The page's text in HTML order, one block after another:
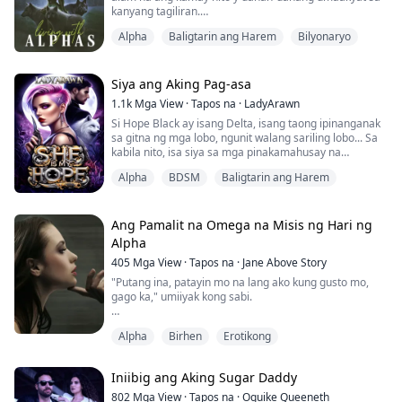
kanyang tagiliran.
kanyang kamay ay magaspang, malaki, at kung paano
"Walang ibang humawak sa'yo ng ganito, omega?
Napakasensitibo mo."
"Hindi, sinubukan nila...pero hi...
Alpha Baligtarin ang Harem Bilyonaryo
Siya ang Aking Pag-asa
1.1k Mga View·Tapos na · LadyArawn
Si Hope Black ay isang Delta, isang taong ipinanganak
sa gitna ng mga lobo, ngunit walang sariling lobo... Sa
kabila nito, isa siya sa mga pinakamahusay na
Sa pagkakataong makapagsanay sa dakilang kastilyo
pakikipaglaban, hindi lang niya inaasahan na
makikilala...
Alpha BDSM Baligtarin ang Harem
Ang Pamalit na Omega na Misis ng Hari ng
Alpha
405 Mga View·Tapos na · Jane Above Story
"Putang ina, patayin mo na lang ako kung gusto mo,
gago ka," umiiyak kong sabi.
ilalim ng matigas na katawan ng Alpha King. Mabigat
kuryosidad. Matagal siyang tumigil, hingal at
nanginginig.
Alpha Birhen Erotikong
Iniibig ang Aking Sugar Daddy
802 Mga View·Tapos na ·Oguike Queeneth